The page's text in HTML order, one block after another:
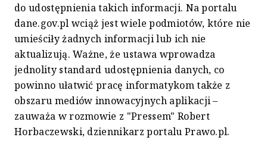
do udostępnienia takich informacji. Na portalu
dane.gov.pl wciąż jest wiele podmiotów, które nie
umieściły żadnych informacji lub ich nie
aktualizują. Ważne, że ustawa wprowadza
jednolity standard udostępnienia danych, co
powinno ułatwić pracę informatykom także z
obszaru mediów innowacyjnych aplikacji –
zauważa w rozmowie z "Pressem" Robert
Horbaczewski, dziennikarz portalu Prawo.pl.